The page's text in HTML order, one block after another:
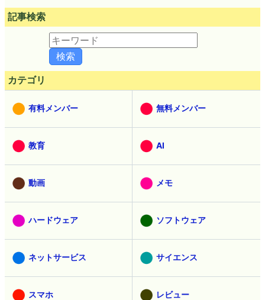
記事検索
カテゴリ
有料メンバー 無料メンバー
教育 AI
動画 メモ
ハードウェア ソフトウェア
ネットサービス サイエンス
スマホ レビュー